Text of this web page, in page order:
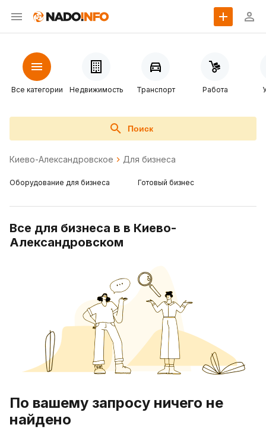
Все категории Недвижимость Транспорт Работа
Поиск
Киево-Александровское Для бизнеса
Оборудование для бизнеса Готовый бизнес
Все для бизнеса в в Киево-
Александровском
По вашему запросу ничего не
найдено